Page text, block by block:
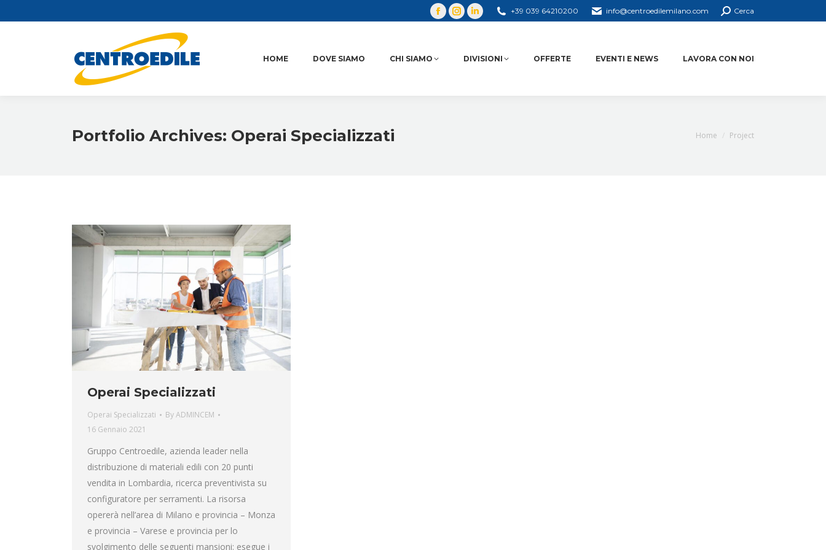
+39 039 64210200 info@centroedilemilano.com Cerca
HOME DOVE SIAMO CHI SIAMO DIVISIONI OFFERTE EVENTI E NEWS LAVORA CON NOI
Portfolio Archives: Operai Specializzati You are here:
Home Project
Operai Specializzati
Operai Specializzati ByADMINCEM
16 Gennaio 2021
Gruppo Centroedile, azienda leader nella
distribuzione di materiali edili con 20 punti
vendita in Lombardia, ricerca preventivista su
configuratore per serramenti. La risorsa
opererà nell’area di Milano e provincia – Monza
e provincia – Varese e provincia per lo
svolgimento delle seguenti mansioni: esegue i